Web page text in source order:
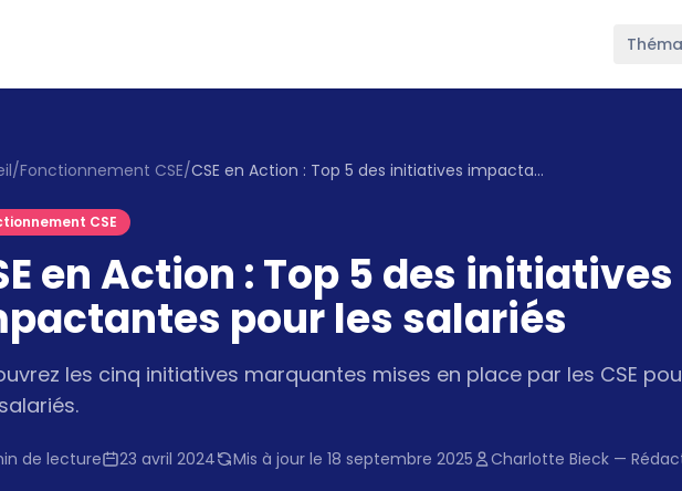
/Fonctionnement CSE/ CSE en Action : Top 5 des initiatives impactantes pour les salariés
CSE
en Action : Top 5 des initiatives
pour les salariés
les cinq initiatives marquantes mises en place par les CSE
de lecture 23 avril 2024 Mis à jour le 18 septembre 2025 Charlotte Bieck —